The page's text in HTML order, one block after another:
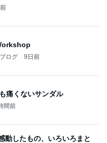
ログ 9日前
痛くないサンダル
間前
動したもの、いろいろまと